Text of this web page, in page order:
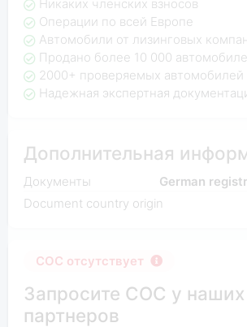
Никаких членских взносов
Операции по всей Европе
Автомобили от лизинговых
Продано более 10 000
2000+ проверяемых
Надежная экспертная
Дополнительная
Документы
German
Document country origin
COC отсутствует
Запросите COC у наших
партнеров